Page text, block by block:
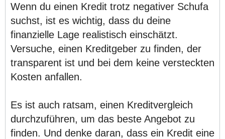
Wenn du einen Kredit trotz negativer Schufa
suchst, ist es wichtig, dass du deine
finanzielle Lage realistisch einschätzt.
Versuche, einen Kreditgeber zu finden, der
transparent ist und bei dem keine versteckten
Kosten anfallen.
Es ist auch ratsam, einen Kreditvergleich
durchzuführen, um das beste Angebot zu
finden. Und denke daran, dass ein Kredit eine